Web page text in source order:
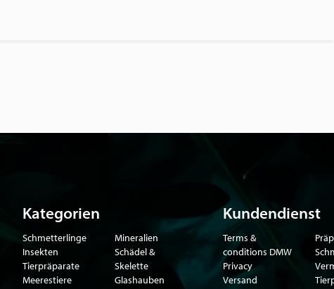
Kategorien
Schmetterlinge
Insekten
Tierpräparate
Meerestiere
Mineralien
Schädel &
Skelette
Glashauben
Kundendienst
Terms &
conditions DMW
Privacy
Versand